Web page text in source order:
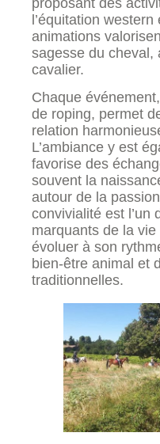
l’équitation
animations
sagesse du cheval,
cavalier.
Chaque
de roping, permet
relation
L’ambiance y est
favorise des
souvent la
autour de la
convivialité est l’un
marquants de la
évoluer à son
bien-être animal et
traditionnelles.